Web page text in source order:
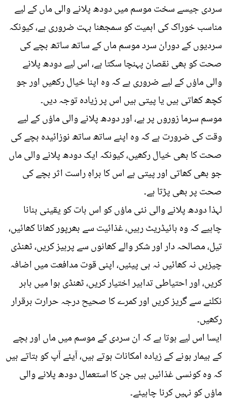
سردی جیسے سخت موسم میں دودھ پلانے والی ماں کے لیے
مناسب خوراک کی اہمیت کو سمجھنا بہت ضروری ہے، کیونکہ
سردیوں کے دوران سرد موسم ماں کے ساتھ ساتھ بچے کی
صحت کو بھی نقصان پہنچا سکتا ہے، اس لیے دودھ پلانے
والی ماؤں کے لیے ضروری ہے کہ وہ اپنا خیال رکھیں اور جو
کچھ کھاتی ہیں یا پیتی ہیں اس پر زیادہ توجہ دیں۔
موسم سرما زوروں پر ہے، اور دودھ پلانے والی ماؤں کے لیے
وقت کی ضرورت ہے کہ وہ اپنے ساتھ ساتھ نوزائیدہ بچے کی
صحت کا بھی خیال رکھیں، کیونکہ ایک دودھ پلانے والی ماں
جو بھی کھاتی اور پیتی ہے اس کا براہِ راست اثر بچے کی
صحت پر بھی پڑتا ہے۔
لہذا دودھ پلانے والی نئی ماؤں کو اس بات کو یقینی بنانا
چاہیے کہ وہ ہائیڈریٹ رہیں، غذائیت سے بھرپور کھانا کھائیں،
تیل، مصالحہ دار اور شکر والے کھانوں سے پرہیز کریں، ٹھنڈی
چیزیں نہ کھائیں نہ ہی پیئیں، اپنی قوت مدافعت میں اضافہ
کریں، اور احتیاطی تدابیر اختیار کریں، ٹھنڈی ہوا میں باہر
نکلنے سے گریز کریں اور کمرے کا صحیح درجہ حرارت برقرار
رکھیں۔
ایسا اس لیے ہوتا ہے کہ ان سردی کے موسم میں ماں اور بچے
کے بیمار ہونے کے زیادہ امکانات ہوتے ہیں، آیئے آپ کو بتاتے ہیں
کہ وہ کونسی غذائیں ہیں جن کا استعمال دودھ پلانے والی
ماؤں کو نہیں کرنا چاہیئے۔